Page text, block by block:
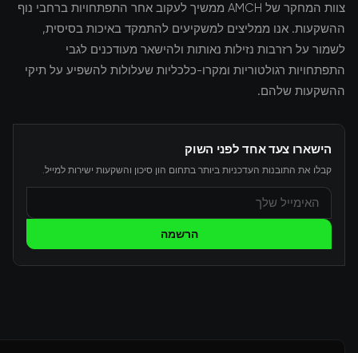
צוות המחקר של AMCH ממשיך לעקוב אחר התפתחויות ברחבי נוף
ההשקעות. אנו ממליצים למשקיעים להתמקד באיכות בסיסית,
לשמור על רזרבות נזילות נאותות ולהישאר מעודכנים לגבי
התפתחויות רגולטוריות ומקרו-כלכליות שעלולות להשפיע על תיקי
ההשקעות שלהם.
הישארו צעד אחד לפני השוק
קבלו את התובנות העדכניות ביותר בתחום הון סיכון והשקעות ישירות למייל.
הרשמה